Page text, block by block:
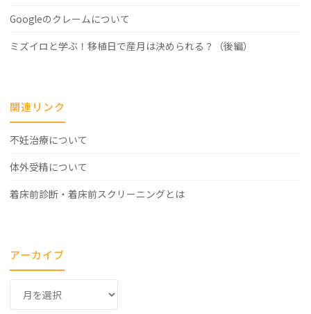
Googleのクレームについて
ミズイロと学ぶ！移植日で産月は決められる？（後編）
関連リンク
不妊治療について
体外受精について
着床前診断・着床前スクリーニングとは
アーカイブ